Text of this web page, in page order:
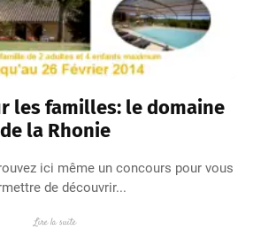
les familles: le domaine
de la Rhonie
ici même un concours pour vous
de découvrir...
Lire la suite